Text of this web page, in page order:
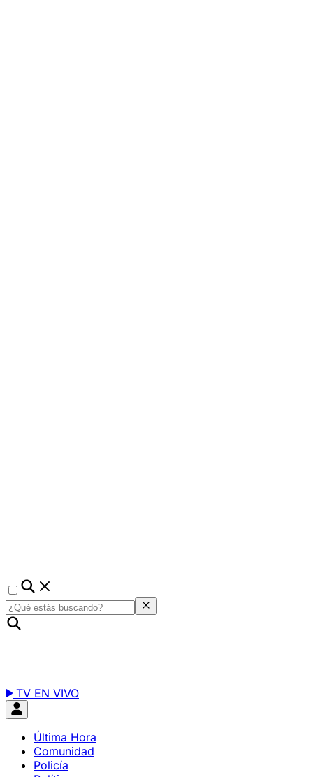
TV EN VIVO
Última Hora
Comunidad
Policía